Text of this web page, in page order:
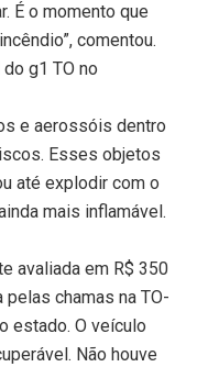
É o momento que
comentou.
g1 TO no
e aerossóis dentro
Esses objetos
até explodir com o
mais inflamável.
avaliada em R$ 350
chamas na TO-
estado. O veículo
Não houve